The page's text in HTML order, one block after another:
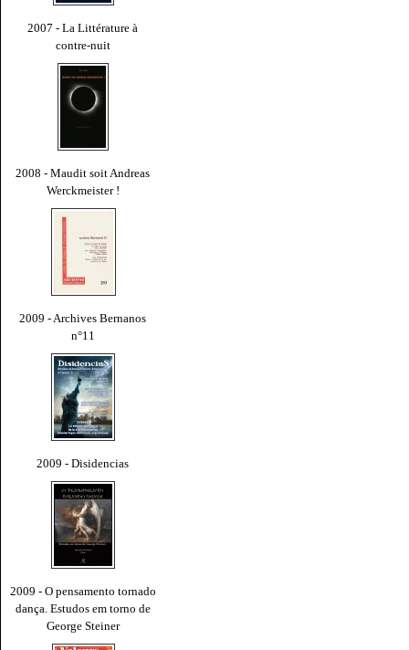
2007 - La Littérature à
contre-nuit
2008 - Maudit soit Andreas
Werckmeister !
2009 - Archives Bernanos
n°11
2009 - Disidencias
2009 - O pensamento tornado
dança. Estudos em torno de
George Steiner